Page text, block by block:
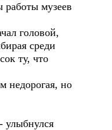
работы музеев
головой,
среди
ту, что
недорогая, но
улыбнулся